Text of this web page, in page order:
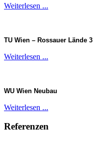
Weiterlesen ...
TU Wien – Rossauer Lände 3
Weiterlesen ...
WU Wien Neubau
Weiterlesen ...
Referenzen